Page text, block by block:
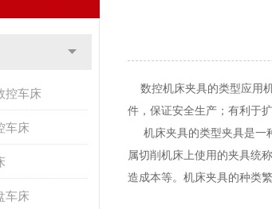
控车床
车床
车床
数控机床夹具的类型应用
件，保证安全生产；有利于
机床夹具的类型夹具是一
属切削机床上使用的夹具统
造成本等。机床夹具的种类